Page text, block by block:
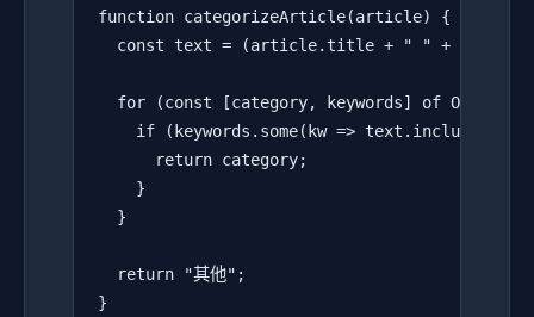
function categorizeArticle(article) {
const text = (article.title + " " +
for (const [category, keywords] of
if (keywords.some(kw =>
      return category;
    }
  }
  return "其他";
}